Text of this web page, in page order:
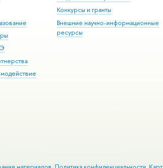
Конкурсы и гранты
Внешние научно-информационные
ресурсы